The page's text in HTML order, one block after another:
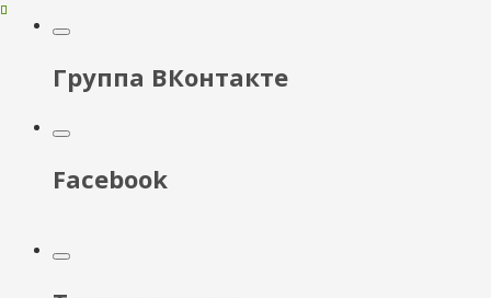
Группа ВКонтакте
Facebook